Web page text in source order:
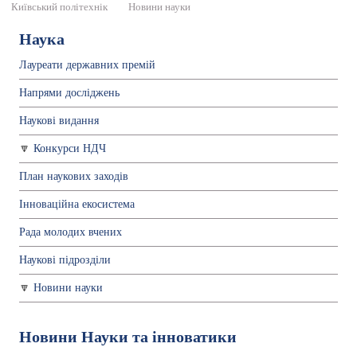
Київський політехнік
Новини науки
Наука
Лауреати державних премій
Напрями досліджень
Наукові видання
Конкурси НДЧ
План наукових заходів
Інноваційна екосистема
Рада молодих вчених
Наукові підрозділи
Новини науки
Новини Науки та інноватики